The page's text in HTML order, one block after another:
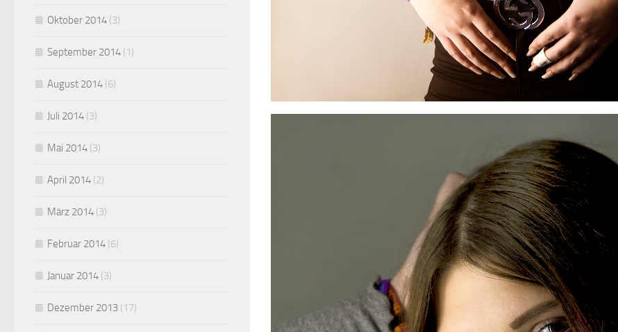
Oktober 2014 (3)
September 2014 (1)
August 2014 (6)
Juli 2014 (3)
Mai 2014 (3)
April 2014 (2)
März 2014 (3)
Februar 2014 (6)
Januar 2014 (3)
Dezember 2013 (17)